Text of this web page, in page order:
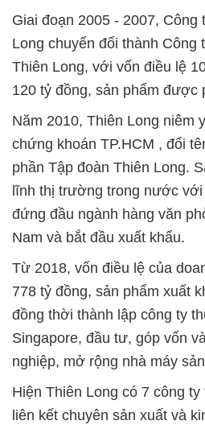
Giai đoạn 2005 - 2007, Công
Long chuyển đổi thành Công
Thiên Long, với vốn điều lệ
120 tỷ đồng, sản phẩm được
Năm 2010, Thiên Long niêm
chứng khoán TP.HCM , đổi
phần Tập đoàn Thiên Long.
lĩnh thị trường trong nước với
đứng đầu ngành hàng văn
Nam và bắt đầu xuất khẩu.
Từ 2018, vốn điều lệ của
778 tỷ đồng, sản phẩm xuất
đồng thời thành lập công ty
Singapore, đầu tư, góp vốn
nghiệp, mở rộng nhà máy
Hiện Thiên Long có 7 công
liên kết chuyên sản xuất và